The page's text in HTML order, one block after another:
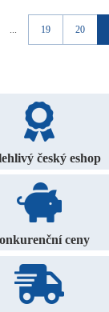
... 19 20
český eshop
ceny